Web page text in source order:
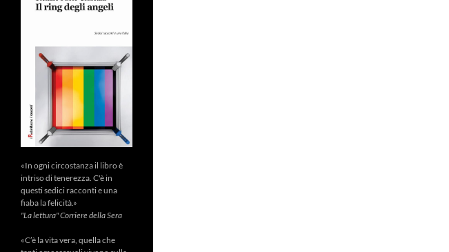
«In ogni circostanza il libro è
intriso di tenerezza. C'è in
questi sedici racconti e una
fiaba la felicità.»
"La lettura" Corriere della Sera
«C’è la vita vera, quella che